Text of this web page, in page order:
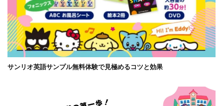
サンリオ英語サンプル無料体験で見極めるコツと効果